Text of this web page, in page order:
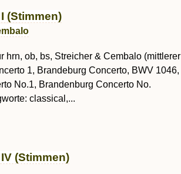
(Stimmen)
hrn, ob, bs, Streicher & Cembalo (mittlerer
1, Brandeburg Concerto, BWV 1046,
No.1, Brandenburg Concerto No.
classical,...
(Stimmen)